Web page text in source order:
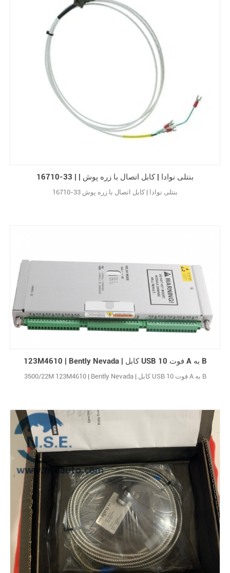
16710-33 | | بنتلی نوادا | کابل اتصال با زره پوش
16710-33 بنتلی نوادا | کابل اتصال با زره پوش
123M4610 | Bently Nevada | کابل USB 10 فوت A به B
3500/22M 123M4610 | Bently Nevada | کابل USB 10 فوت A به B